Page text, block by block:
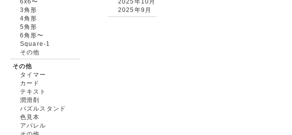
6x6〜
3角形
4角形
5角形
6角形〜
Square-1
その他
その他
タイマー
カード
テキスト
潤滑剤
パズルスタンド
色見本
アパレル
2025年10月
2025年9月